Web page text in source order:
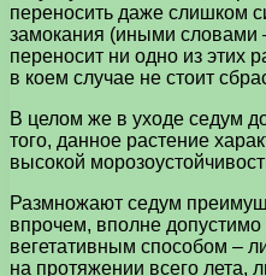
переносить даже слишком
замокания (иными словами
переносит ни одно из этих
в коем случае не стоит
В целом же в уходе седум
того, данное растение
высокой
Размножают седум
впрочем, вполне допустимо
вегетативным способом –
на протяжении всего лета,